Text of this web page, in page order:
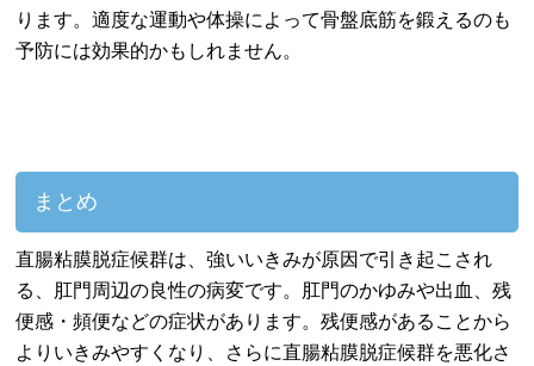
ります。適度な運動や体操によって骨盤底筋を鍛えるのも
予防には効果的かもしれません。
まとめ
直腸粘膜脱症候群は、強いいきみが原因で引き起こされ
る、肛門周辺の良性の病変です。肛門のかゆみや出血、残
便感・頻便などの症状があります。残便感があることから
よりいきみやすくなり、さらに直腸粘膜脱症候群を悪化さ